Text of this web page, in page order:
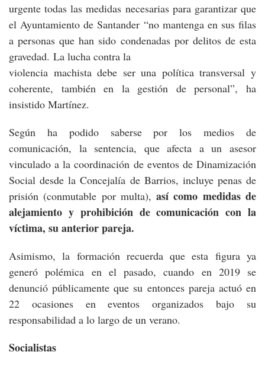
urgente todas las medidas necesarias para garantizar que
el Ayuntamiento de Santander “no mantenga en sus filas
a personas que han sido condenadas por delitos de esta
gravedad. La lucha contra la
violencia machista debe ser una política transversal y
coherente, también en la gestión de personal”, ha
insistido Martínez.
Según ha podido saberse por los medios de
comunicación, la sentencia, que afecta a un asesor
vinculado a la coordinación de eventos de Dinamización
Social desde la Concejalía de Barrios, incluye penas de
prisión (conmutable por multa),así como medidas de
alejamiento y prohibición de comunicación con la
víctima, su anterior pareja.
Asimismo, la formación recuerda que esta figura ya
generó polémica en el pasado, cuando en 2019 se
denunció públicamente que su entonces pareja actuó en
22 ocasiones en eventos organizados bajo su
responsabilidad a lo largo de un verano.
Socialistas